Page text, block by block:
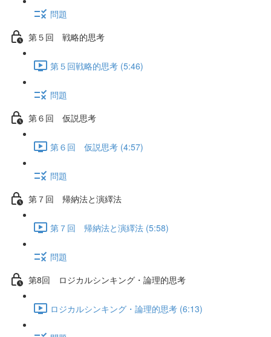
問題
第５回 戦略的思考
第５回戦略的思考 (5:46)
問題
第６回 仮説思考
第６回 仮説思考 (4:57)
問題
第７回 帰納法と演繹法
第７回 帰納法と演繹法 (5:58)
問題
第8回 ロジカルシンキング・論理的思考
ロジカルシンキング・論理的思考 (6:13)